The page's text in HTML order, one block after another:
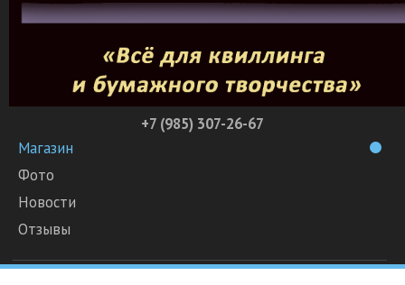
+7 (985) 307-26-67
Магазин
Фото
Новости
Отзывы